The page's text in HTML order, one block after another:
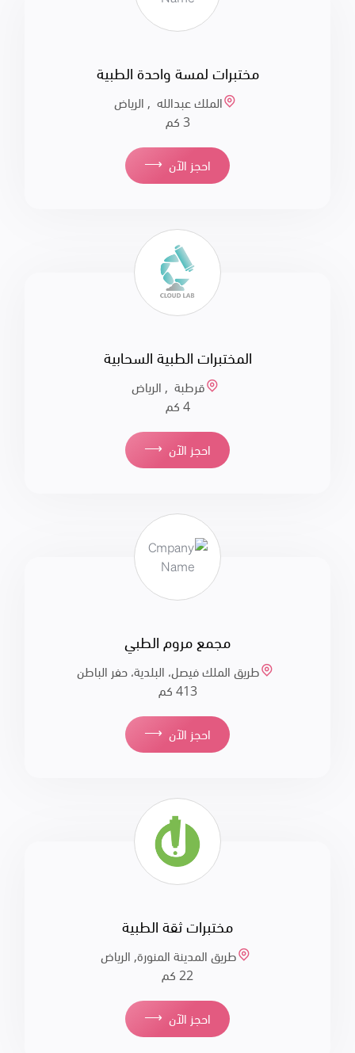
مختبرات لمسة واحدة الطبية
الملك عبدالله , الرياض
3 كم
⟶ احجز الآن
المختبرات الطبية السحابية
قرطبة , الرياض
4 كم
⟶ احجز الآن
مجمع مروم الطبي
طريق الملك فيصل، البلدية، حفر الباطن
413 كم
⟶ احجز الآن
مختبرات ثقة الطبية
طريق المدينة المنورة, الرياض
22 كم
⟶ احجز الآن